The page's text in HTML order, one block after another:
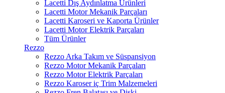
Lacetti Dış Aydınlatma Ürünleri
Lacetti Motor Mekanik Parçaları
Lacetti Karoseri ve Kaporta Ürünler
Lacetti Motor Elektrik Parçaları
Tüm Ürünler
Rezzo
Rezzo Arka Takım ve Süspansiyon
Rezzo Motor Mekanik Parçaları
Rezzo Motor Elektrik Parçaları
Rezzo Karoser iç Trim Malzemeleri